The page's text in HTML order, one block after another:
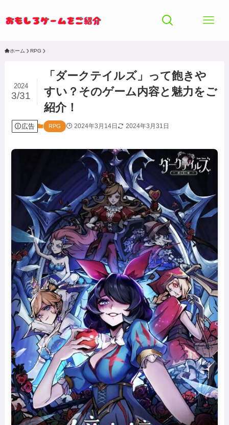
ホーム RPG
「ダークテイルズ」って飽きや
すい？そのゲーム内容と魅力をご
紹介！
2024
3/31
広告 RPG 2024年3月14日 2024年3月31日